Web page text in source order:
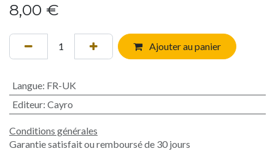
8,00 €
Ajouter au panier
Langue: FR-UK
Editeur: Cayro
Conditions générales
Garantie satisfait ou remboursé de 30 jours